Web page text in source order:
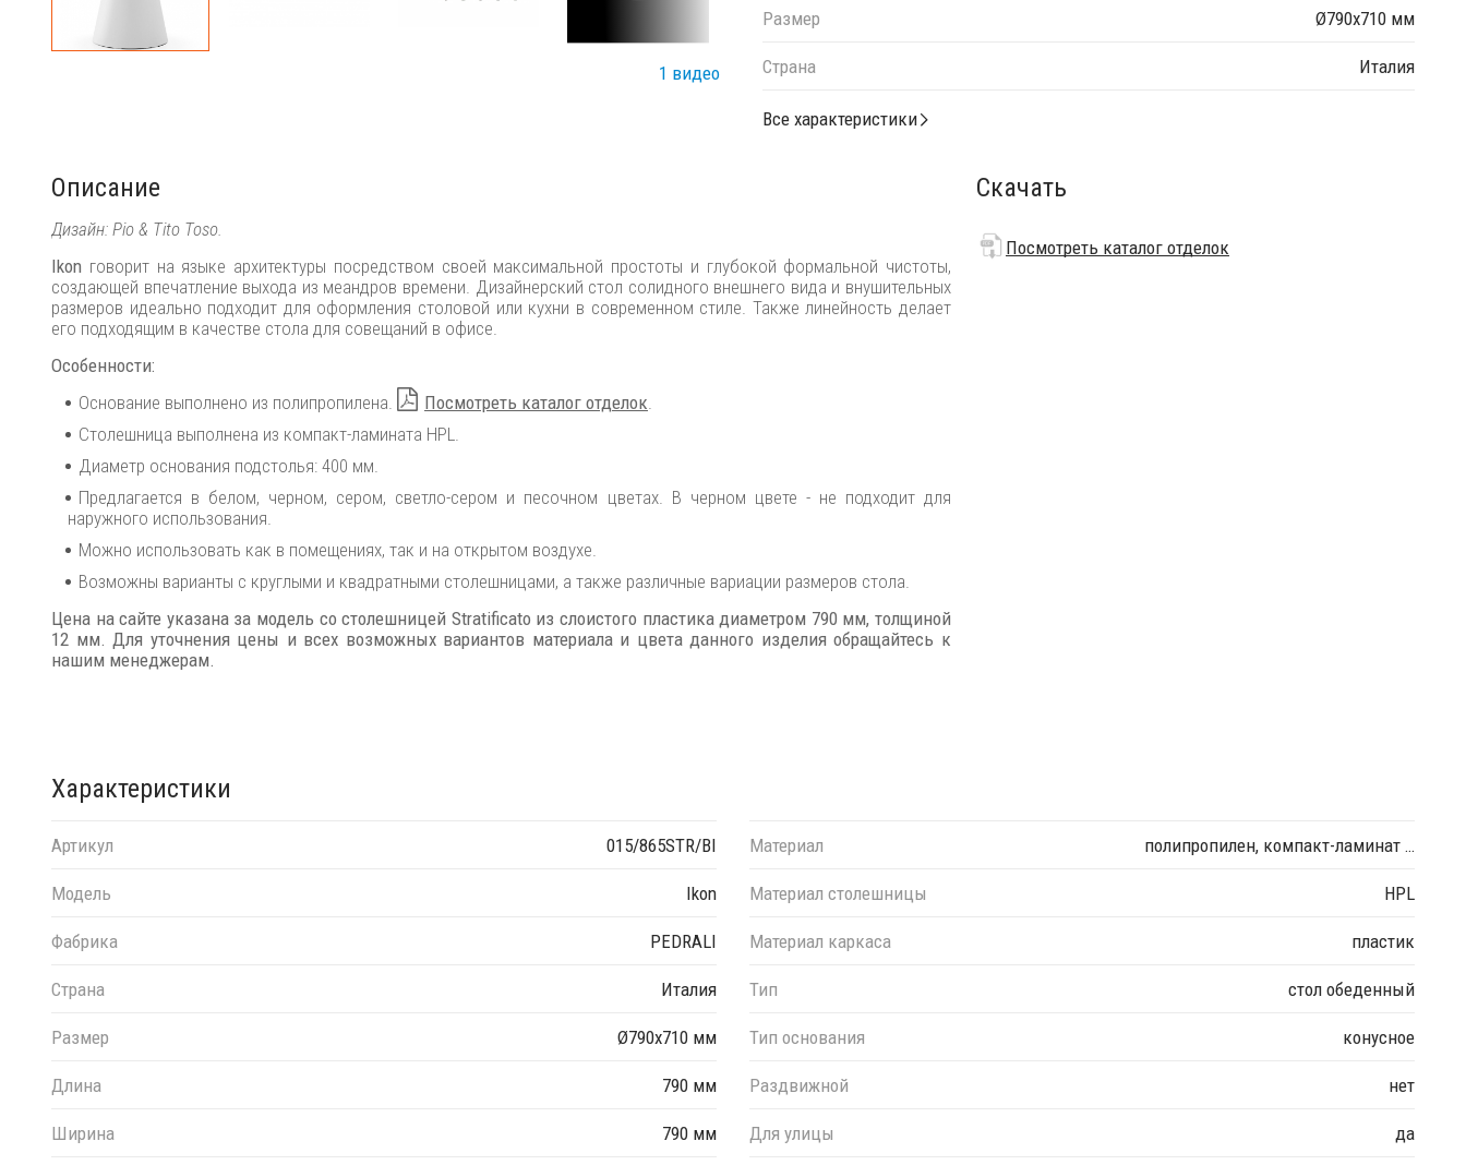
1 видео
Размер Ø790х710 мм
Страна Италия
Все характеристики
Описание
Дизайн: Pio & Tito Toso.
Ikon говорит на языке архитектуры посредством своей максимальной простоты и глубокой формальной чистоты,
создающей впечатление выхода из меандров времени. Дизайнерский стол солидного внешнего вида и внушительных
размеров идеально подходит для оформления столовой или кухни в современном стиле. Также линейность делает
его подходящим в качестве стола для совещаний в офисе.
Особенности:
Основание выполнено из полипропилена.
Посмотреть каталог отделок.
Столешница выполнена из компакт-ламината HPL.
Диаметр основания подстолья: 400 мм.
Предлагается в белом, черном, сером, светло-сером и песочном цветах. В черном цвете - не подходит для
наружного использования.
Можно использовать как в помещениях, так и на открытом воздухе.
Возможны варианты с круглыми и квадратными столешницами, а также различные вариации размеров стола.
Цена на сайте указана за модель со столешницей Stratificato из слоистого пластика диаметром 790 мм, толщиной
12 мм. Для уточнения цены и всех возможных вариантов материала и цвета данного изделия обращайтесь к
нашим менеджерам.
Скачать
Посмотреть каталог отделок
Характеристики
Артикул 015/865STR/BI
Модель Ikon
Фабрика PEDRALI
Страна Италия
Размер Ø790х710 мм
Длина 790 мм
Ширина 790 мм
Материал полипропилен, компакт-ламинат …
Материал столешницы HPL
Материал каркаса пластик
Тип стол обеденный
Тип основания конусное
Раздвижной нет
Для улицы да